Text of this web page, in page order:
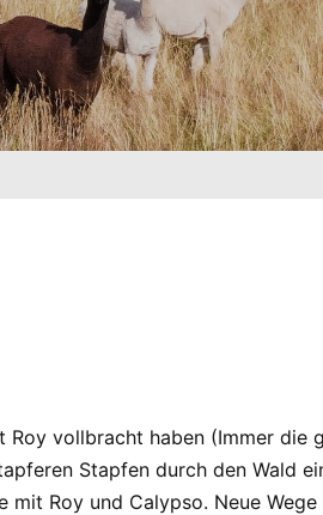
vollbracht haben (Immer die
Stapfen durch den Wald
Roy und Calypso. Neue